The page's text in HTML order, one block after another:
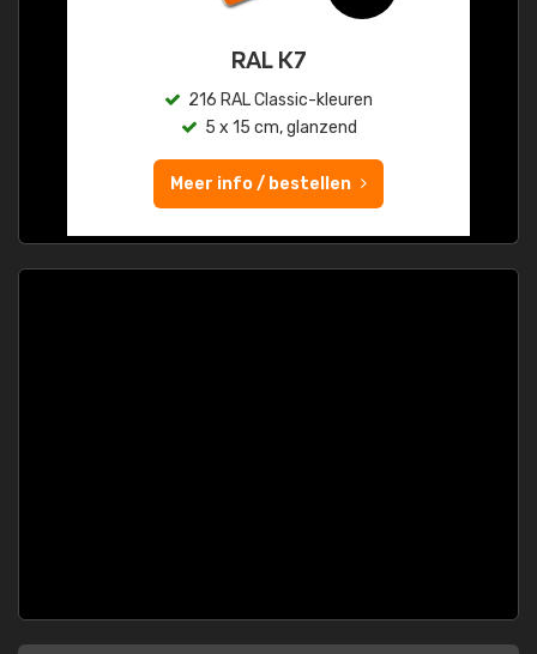
RAL K7
216 RAL Classic-kleuren
5 x 15 cm, glanzend
Meer info / bestellen